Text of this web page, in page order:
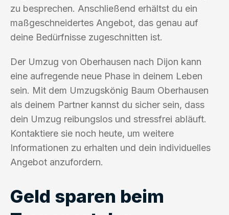
zu besprechen. Anschließend erhältst du ein
maßgeschneidertes Angebot, das genau auf
deine Bedürfnisse zugeschnitten ist.
Der Umzug von Oberhausen nach Dijon kann
eine aufregende neue Phase in deinem Leben
sein. Mit dem Umzugskönig Baum Oberhausen
als deinem Partner kannst du sicher sein, dass
dein Umzug reibungslos und stressfrei abläuft.
Kontaktiere sie noch heute, um weitere
Informationen zu erhalten und dein individuelles
Angebot anzufordern.
Geld sparen beim